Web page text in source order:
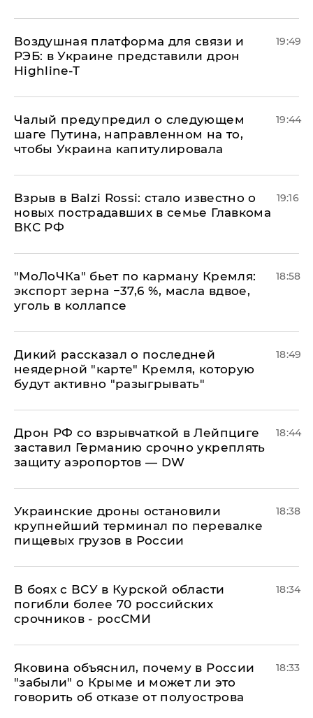
Воздушная платформа для связи и
РЭБ: в Украине представили дрон
Highline-T
19:49
Чалый предупредил о следующем
шаге Путина, направленном на то,
чтобы Украина капитулировала
19:44
Взрыв в Balzi Rossi: стало известно о
новых пострадавших в семье Главкома
ВКС РФ
19:16
​"МоЛоЧКа" бьет по карману Кремля:
экспорт зерна −37,6 %, масла вдвое,
уголь в коллапсе
18:58
Дикий рассказал о последней
неядерной "карте" Кремля, которую
будут активно "разыгрывать"
18:49
​Дрон РФ со взрывчаткой в Лейпциге
заставил Германию срочно укреплять
защиту аэропортов — DW
18:44
Украинские дроны остановили
крупнейший терминал по перевалке
пищевых грузов в России
18:38
В боях с ВСУ в Курской области
погибли более 70 российских
срочников - росСМИ
18:34
Яковина объяснил, почему в России
"забыли" о Крыме и может ли это
говорить об отказе от полуострова
18:33